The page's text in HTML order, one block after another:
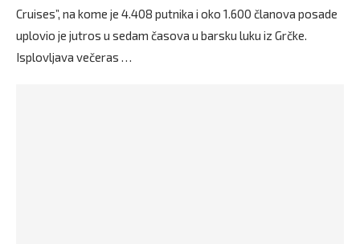
Cruises”, na kome je 4.408 putnika i oko 1.600 članova posade
uplovio je jutros u sedam časova u barsku luku iz Grčke.
Isplovljava večeras …